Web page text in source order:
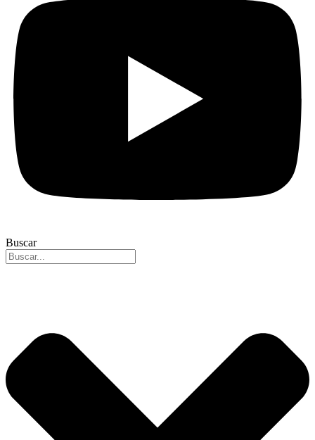
Buscar